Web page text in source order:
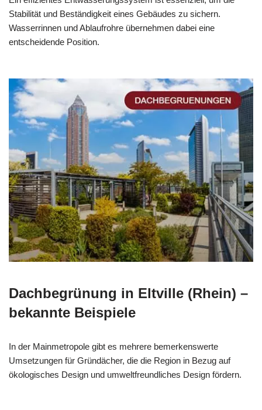
Stabilität und Beständigkeit eines Gebäudes zu sichern.
Wasserrinnen und Ablaufrohre übernehmen dabei eine
entscheidende Position.
Dachbegrünung in Eltville (Rhein) –
bekannte Beispiele
In der Mainmetropole gibt es mehrere bemerkenswerte
Umsetzungen für Gründächer, die die Region in Bezug auf
ökologisches Design und umweltfreundliches Design fördern.